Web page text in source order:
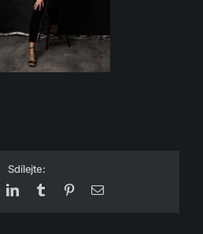
Sdílejte:
LinkedInTumblr PinterestEmail